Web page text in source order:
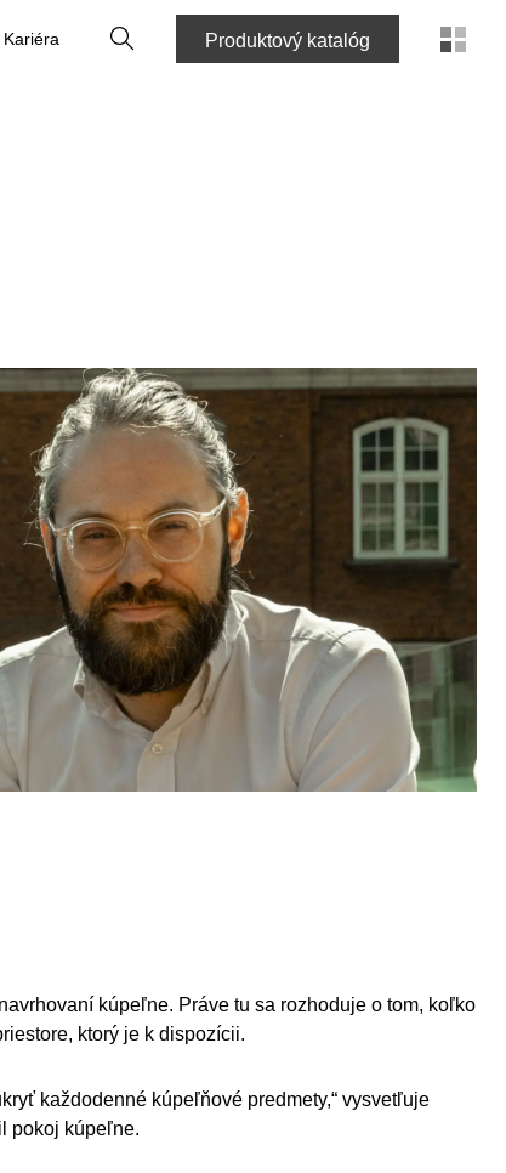
Kariéra VyhľadaťProduktový katalóg
kúpeľne. Práve tu sa rozhoduje o tom, koľko
ktorý je k dispozícii.
každodenné kúpeľňové predmety,“ vysvetľuje
pokoj kúpeľne.